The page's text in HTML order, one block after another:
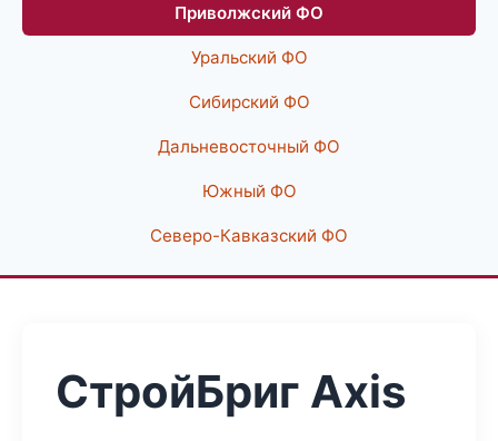
Приволжский ФО
Уральский ФО
Сибирский ФО
Дальневосточный ФО
Южный ФО
Северо-Кавказский ФО
СтройБриг Axis